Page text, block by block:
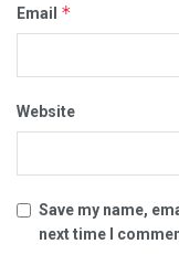
Email *
Website
Save my name,
next time I